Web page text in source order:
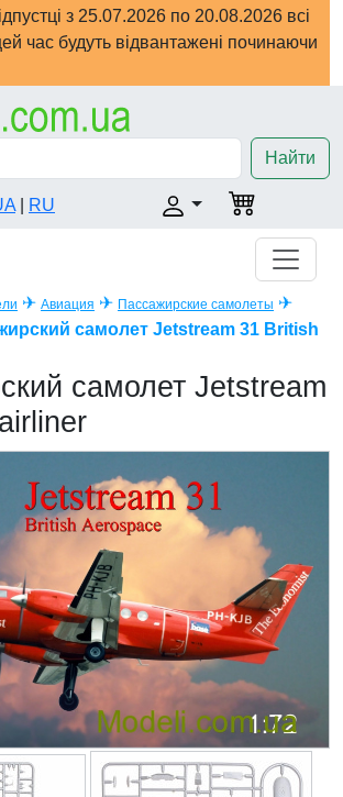
з 25.07.2026 по 20.08.2026 всі
час будуть відвантажені починаючи
Найти
RU
✈ Авиация ✈ Пассажирские самолеты ✈
самолет Jetstream 31 British
самолет Jetstream